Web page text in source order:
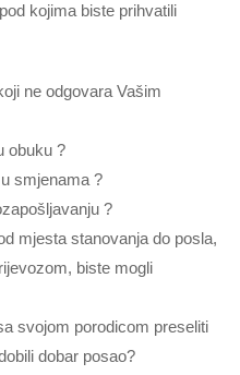
kojima biste prihvatili
ne odgovara Vašim
obuku ?
smjenama ?
?
mjesta stanovanja do posla,
biste mogli
svojom porodicom preseliti
dobar posao?